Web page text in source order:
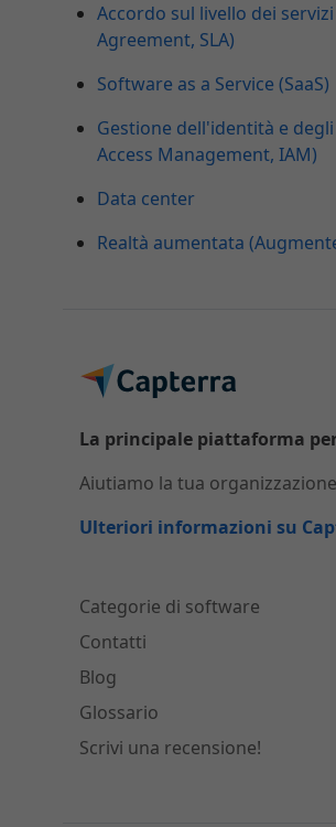
Accordo sul livello dei servizi
Agreement, SLA)
Software as a Service (SaaS)
Gestione dell'identità e
Access Management, IAM)
Data center
Realtà aumentata
La principale piattaforma
Aiutiamo la tua
Ulteriori informazioni su
Categorie di software
Contatti
Blog
Glossario
Scrivi una recensione!